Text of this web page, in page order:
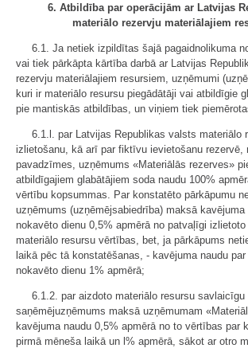
6. Atbildība par operācijām ar Latvijas
materiālo rezervju materiālajiem
6.1. Ja netiek izpildītas šajā pagaidnolikuma
vai tiek pārkāpta kārtība darbā ar Latvijas
rezervju materiālajiem resursiem, uzņēmumi
kuri ir materiālo resursu piegādātāji vai atbildīgie
pie mantiskās atbildības, un viņiem tiek
6.1.l. par Latvijas Republikas valsts materiālo
izlietošanu, kā arī par fiktīvu ievietošanu rezervē,
pavadzīmes, uzņēmums «Materiālās rezerves»
atbildīgajiem glabātājiem soda naudu 100%
vērtību kopsummas. Par konstatēto pārkāpumu
uzņēmums (uzņēmējsabiedrība) maksā kavējuma
nokavēto dienu 0,5% apmērā no patvaļīgi
materiālo resursu vērtības, bet, ja pārkāpums
laikā pēc tā konstatēšanas, - kavējuma naudu
nokavēto dienu 1% apmērā;
6.1.2. par aizdoto materiālo resursu savlaicīgu
saņēmējuzņēmums maksā uzņēmumam
kavējuma naudu 0,5% apmērā no to vērtības par
pirmā mēneša laikā un l% apmērā, sākot ar otro